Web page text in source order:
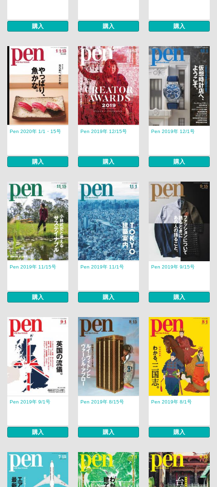
購入 購入 購入
Pen 2020年 1/1・15号
購入
Pen 2019年 12/15号
購入
Pen 2019年 12/1号
購入
Pen 2019年 11/15号
購入
Pen 2019年 11/1号
購入
Pen 2019年 9/15号
購入
Pen 2019年 9/1号
購入
Pen 2019年 8/15号
購入
Pen 2019年 8/1号
購入